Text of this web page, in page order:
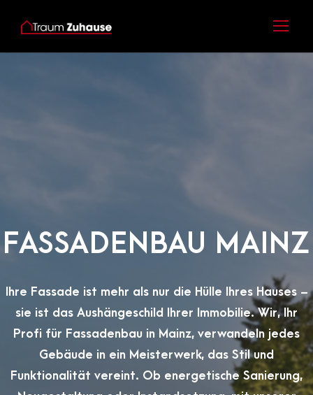
FASSADENBAU MAINZ
Ihre Fassade ist mehr als nur die Hülle Ihres Hauses –
sie ist das Aushängeschild Ihrer Immobilie. Wir, Ihr
Profi für Fassadenbau in Mainz, verwandeln jedes
Gebäude in ein Meisterwerk, das Stil und
Funktionalität vereint. Ob energetische Sanierung,